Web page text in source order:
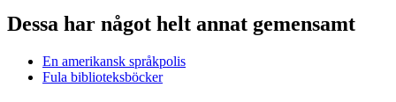
Dessa har något helt annat gemensamt
En amerikansk språkpolis
Fula biblioteksböcker